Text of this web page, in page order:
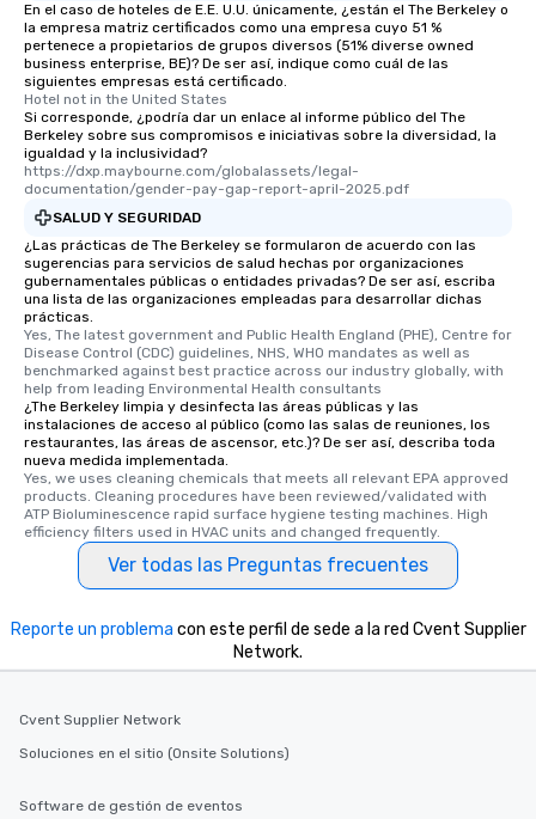
En el caso de hoteles de E.E. U.U. únicamente, ¿están el The Berkeley o
la empresa matriz certificados como una empresa cuyo 51 %
pertenece a propietarios de grupos diversos (51% diverse owned
business enterprise, BE)? De ser así, indique como cuál de las
siguientes empresas está certificado.
Hotel not in the United States
Si corresponde, ¿podría dar un enlace al informe público del The
Berkeley sobre sus compromisos e iniciativas sobre la diversidad, la
igualdad y la inclusividad?
https://dxp.maybourne.com/globalassets/legal-
documentation/gender-pay-gap-report-april-2025.pdf
SALUD Y SEGURIDAD
¿Las prácticas de The Berkeley se formularon de acuerdo con las
sugerencias para servicios de salud hechas por organizaciones
gubernamentales públicas o entidades privadas? De ser así, escriba
una lista de las organizaciones empleadas para desarrollar dichas
prácticas.
Yes, The latest government and Public Health England (PHE), Centre for
Disease Control (CDC) guidelines, NHS, WHO mandates as well as
benchmarked against best practice across our industry globally, with
help from leading Environmental Health consultants
¿The Berkeley limpia y desinfecta las áreas públicas y las
instalaciones de acceso al público (como las salas de reuniones, los
restaurantes, las áreas de ascensor, etc.)? De ser así, describa toda
nueva medida implementada.
Yes, we uses cleaning chemicals that meets all relevant EPA approved
products. Cleaning procedures have been reviewed/validated with
ATP Bioluminescence rapid surface hygiene testing machines. High
efficiency filters used in HVAC units and changed frequently.
Ver todas las Preguntas frecuentes
Reporte un problema con este perfil de sede a la red Cvent Supplier
Network.
Cvent Supplier Network
Soluciones en el sitio (Onsite Solutions)
Software de gestión de eventos